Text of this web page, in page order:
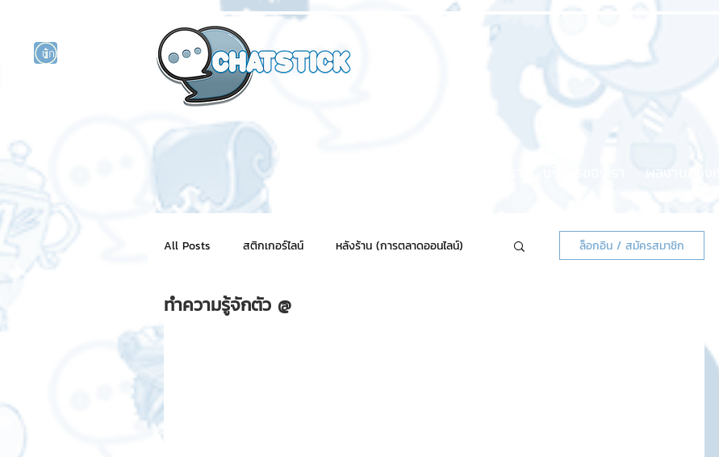
นักแสดงศิลปิน
ผลงานของเรา
All Posts สติกเกอร์ไลน์ หลังร้าน (การตลาดออนไลน์)
NFT for BRAND
ล็อกอิน / สมัครสมาชิก
ทำความรู้จักตัว @